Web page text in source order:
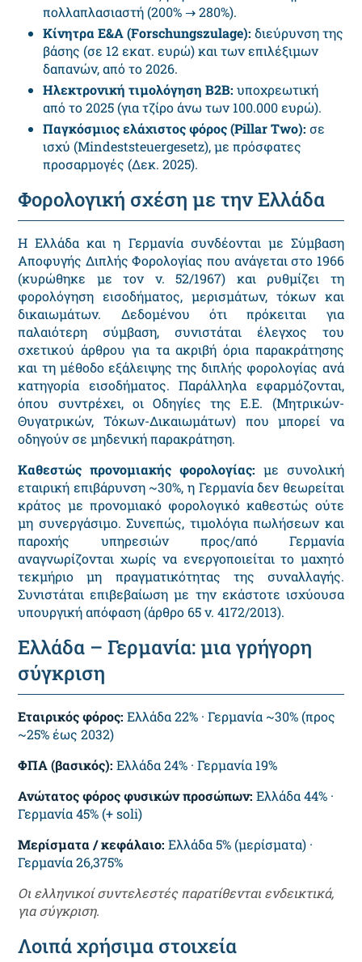
πολλαπλασιαστή (200% → 280%).
Κίνητρα Ε&Α (Forschungszulage):διεύρυνση της
βάσης (σε 12 εκατ. ευρώ) και των επιλέξιμων
δαπανών, από το 2026.
Ηλεκτρονική τιμολόγηση B2B:υποχρεωτική
από το 2025 (για τζίρο άνω των 100.000 ευρώ).
Παγκόσμιος ελάχιστος φόρος (Pillar Two):σε
ισχύ (Mindeststeuergesetz), με πρόσφατες
προσαρμογές (Δεκ. 2025).
Φορολογική σχέση με την Ελλάδα
Η Ελλάδα και η Γερμανία συνδέονται με Σύμβαση
Αποφυγής Διπλής Φορολογίας που ανάγεται στο 1966
(κυρώθηκε με τον ν. 52/1967) και ρυθμίζει τη
φορολόγηση εισοδήματος, μερισμάτων, τόκων και
δικαιωμάτων. Δεδομένου ότι πρόκειται για
παλαιότερη σύμβαση, συνιστάται έλεγχος του
σχετικού άρθρου για τα ακριβή όρια παρακράτησης
και τη μέθοδο εξάλειψης της διπλής φορολογίας ανά
κατηγορία εισοδήματος. Παράλληλα εφαρμόζονται,
όπου συντρέχει, οι Οδηγίες της Ε.Ε. (Μητρικών-
Θυγατρικών, Τόκων-Δικαιωμάτων) που μπορεί να
οδηγούν σε μηδενική παρακράτηση.
Καθεστώς προνομιακής φορολογίας: με συνολική
εταιρική επιβάρυνση ~30%, η Γερμανία δεν θεωρείται
κράτος με προνομιακό φορολογικό καθεστώς ούτε
μη συνεργάσιμο. Συνεπώς, τιμολόγια πωλήσεων και
παροχής υπηρεσιών προς/από Γερμανία
αναγνωρίζονται χωρίς να ενεργοποιείται το μαχητό
τεκμήριο μη πραγματικότητας της συναλλαγής.
Συνιστάται επιβεβαίωση με την εκάστοτε ισχύουσα
υπουργική απόφαση (άρθρο 65 ν. 4172/2013).
Ελλάδα – Γερμανία: μια γρήγορη
σύγκριση
Εταιρικός φόρος:Ελλάδα 22% · Γερμανία ~30% (προς
~25% έως 2032)
ΦΠΑ (βασικός):Ελλάδα 24% · Γερμανία 19%
Ανώτατος φόρος φυσικών προσώπων:Ελλάδα 44% ·
Γερμανία 45% (+ soli)
Μερίσματα / κεφάλαιο:Ελλάδα 5% (μερίσματα) ·
Γερμανία 26,375%
Οι ελληνικοί συντελεστές παρατίθενται ενδεικτικά,
για σύγκριση.
Λοιπά χρήσιμα στοιχεία